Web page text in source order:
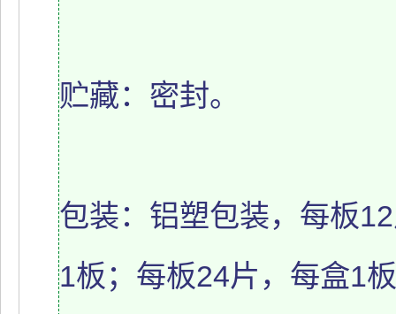
贮藏：密封。
包装：铝塑包装，每板
1板；每板24片，每盒1